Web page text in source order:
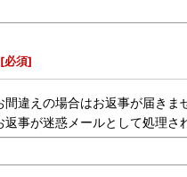
[必須]
間違えの場合はお返事が届きま
返事が迷惑メールとして処理